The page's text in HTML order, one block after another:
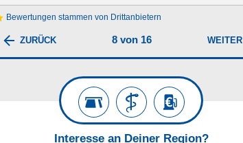
Bewertungen stammen von Drittanbietern
ZURÜCK 8 von 16 WEITER
Interesse an Deiner Region?